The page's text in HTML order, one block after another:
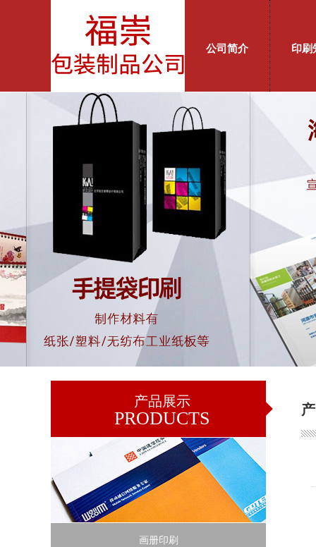
公司简介 印刷
产品展示
PRODUCTS
画册印刷